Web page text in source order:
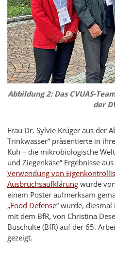
Abbildung 2: Das CVUAS-
der
Frau Dr. Sylvie Krüger aus der
Trinkwasser“ präsentierte in
Kuh – die mikrobiologische
und Ziegenkäse“ Ergebnisse
Verwendung von
Ausbruchsaufklärung wurde
einem Poster aufmerksam
„Food Defense“ wurde,
mit dem BfR, von Christina
Buschulte (BfR) auf der 65.
gezeigt.